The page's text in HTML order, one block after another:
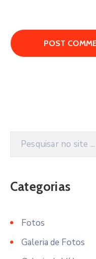
Categorias
Fotos
Galeria de Fotos